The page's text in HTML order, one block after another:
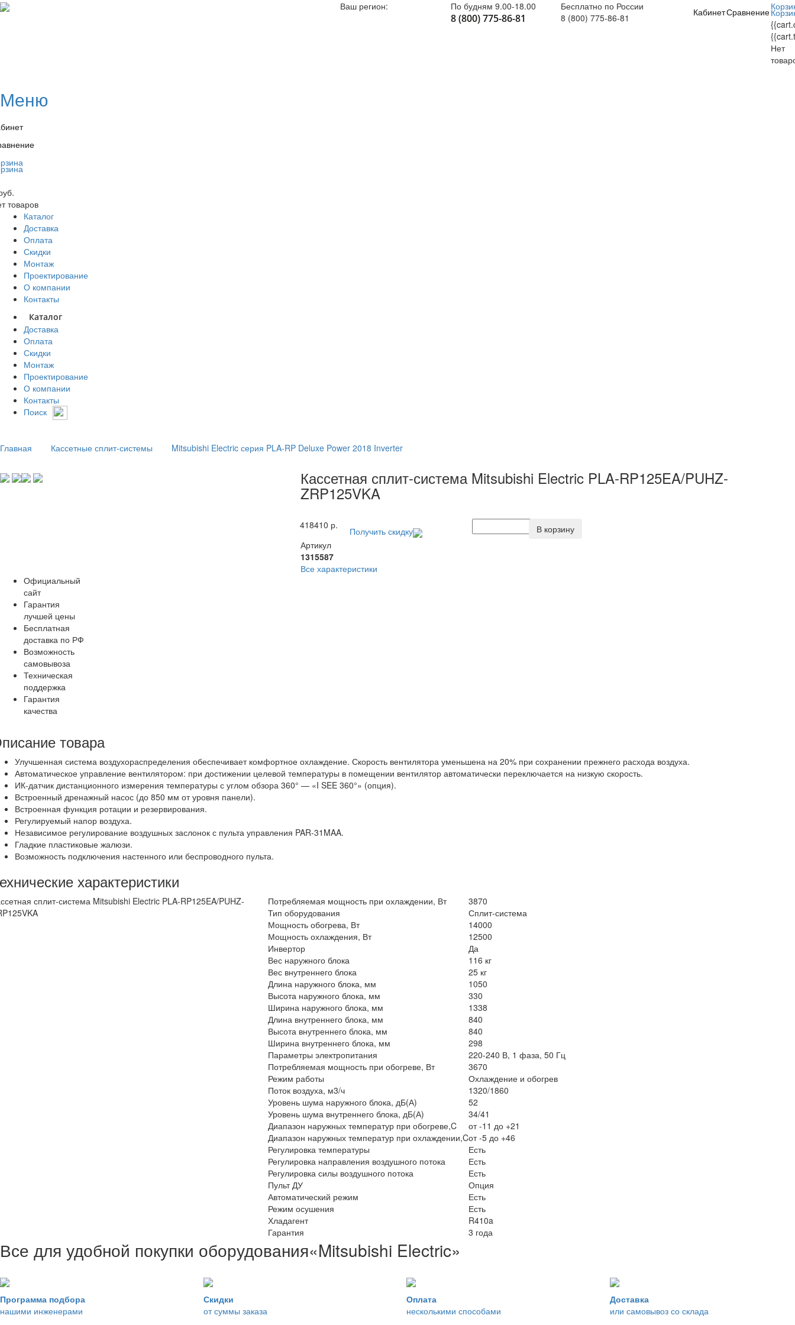
Ваш регион: По будням 9.00-18.00
8 (800) 775-86-81
Бесплатно по России
8 (800) 775-86-81
КабинетСравнение
Нет
Меню
товаров
Каталог
Доставка
Оплата
Скидки
Монтаж
Проектирование
О компании
Контакты
Каталог
Доставка
Оплата
Скидки
Монтаж
Проектирование
О компании
Контакты
Поиск
Главная Кассетные сплит-системы Mitsubishi Electric серия PLA-RP Deluxe Power 2018 Inverter
Кассетная сплит-система Mitsubishi Electric PLA-RP125EA/PUHZ-
ZRP125VKA
418410 р.
Получить скидку
В корзину
Артикул
1315587
Все характеристики
Официальный
сайт
Гарантия
лучшей цены
Бесплатная
доставка по РФ
Возможность
самовывоза
Техническая
поддержка
Гарантия
качества
товара
Улучшенная система воздухораспределения обеспечивает комфортное охлаждение. Скорость вентилятора уменьшена на 20% при сохранении прежнего расхода воздуха.
Автоматическое управление вентилятором: при достижении целевой температуры в помещении вентилятор автоматически переключается на низкую скорость.
ИК-датчик дистанционного измерения температуры с углом обзора 360° — «I SEE 360°» (опция).
Встроенный дренажный насос (до 850 мм от уровня панели).
Встроенная функция ротации и резервирования.
Регулируемый напор воздуха.
Независимое регулирование воздушных заслонок с пульта управления PAR-31MAA.
Гладкие пластиковые жалюзи.
Возможность подключения настенного или беспроводного пульта.
характеристики
сплит-система Mitsubishi Electric PLA-RP125EA/PUHZ-
Потребляемая мощность при охлаждении, Вт
3870
Тип оборудования
Сплит-система
Мощность обогрева, Вт
14000
Мощность охлаждения, Вт
12500
Инвертор
Да
Вес наружного блока
116 кг
Вес внутреннего блока
25 кг
Длина наружного блока, мм
1050
Высота наружного блока, мм
330
Ширина наружного блока, мм
1338
Длина внутреннего блока, мм
840
Высота внутреннего блока, мм
840
Ширина внутреннего блока, мм
298
Параметры электропитания
220-240 В, 1 фаза, 50 Гц
Потребляемая мощность при обогреве, Вт
3670
Режим работы
Охлаждение и обогрев
Поток воздуха, м3/ч
1320/1860
Уровень шума наружного блока, дБ(А)
52
Уровень шума внутреннего блока, дБ(А)
34/41
Диапазон наружных температур при обогреве,C
от -11 до +21
Диапазон наружных температур при охлаждении,Cот -5 до +46
Регулировка температуры
Есть
Регулировка направления воздушного потока
Есть
Регулировка силы воздушного потока
Есть
Пульт ДУ
Опция
Автоматический режим
Есть
Режим осушения
Есть
Хладагент
R410a
Гарантия
3 года
Все для удобной покупки оборудования«Mitsubishi Electric»
Программа подбора
нашими инженерами
Скидки
от суммы заказа
Оплата
несколькими способами
Доставка
или самовывоз со склада